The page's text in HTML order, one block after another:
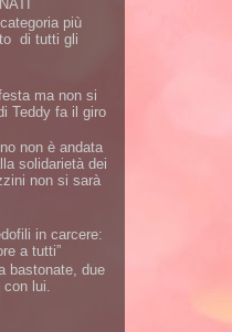
più
di tutti gli
ma non si
Teddy fa il giro
non è andata
solidarietà dei
non si sarà
in carcere:
a tutti”
bastonate, due
con lui.